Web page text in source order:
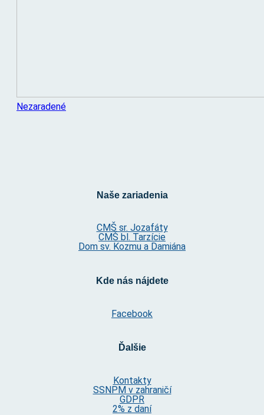
Nezaradené
Naše zariadenia
CMŠ sr. Jozafáty
CMŠ bl. Tarzície
Dom sv. Kozmu a Damiána
Kde nás nájdete
Facebook
Ďalšie
Kontakty
SSNPM v zahraničí
GDPR
2% z daní